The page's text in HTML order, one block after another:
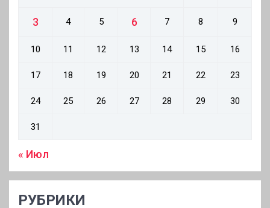
3 4 5 6 7 8 9
10 11 12 13 14 15 16
17 18 19 20 21 22 23
24 25 26 27 28 29 30
31
« Июл
РУБРИКИ